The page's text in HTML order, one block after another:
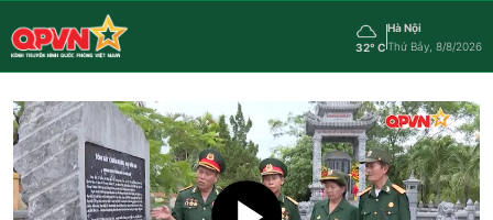
32° C
Hà Nội
Thứ Bảy, 8/8/2026